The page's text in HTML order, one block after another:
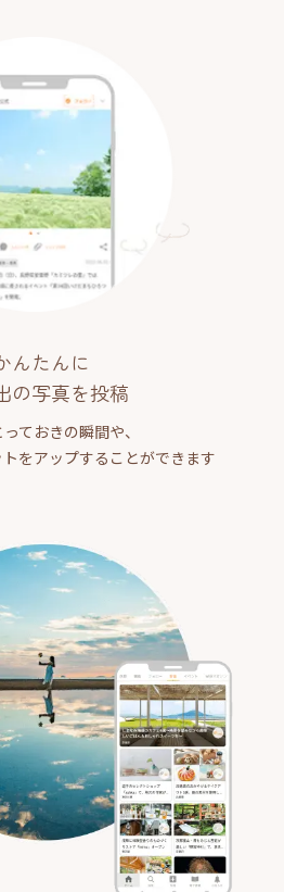
んたんに
の写真を投稿
ておきの瞬間や、
をアップすることができます